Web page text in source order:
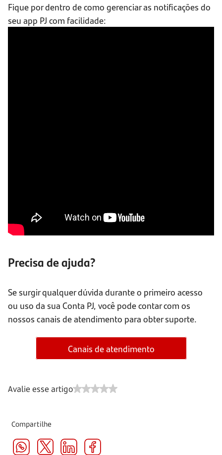
Fique por dentro de como gerenciar as notificações do
seu app PJ com facilidade:
Precisa de ajuda?
Se surgir qualquer dúvida durante o primeiro acesso
ou uso da sua Conta PJ, você pode contar com os
nossos canais de atendimento para obter suporte.
Canais de atendimento
Avalie esse artigo
Compartilhe